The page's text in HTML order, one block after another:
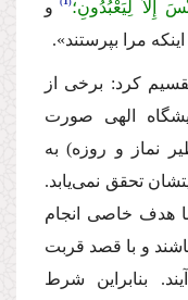
إِلاّ لِیَعْبُدُونِ؛
و
مرا بپرستند».
كرد: برخى از
الهى صورت
نماز و روزه) به
تحقق نمى‌یابد.
هدف خاصى انجام
و با قصد قربت
بنابراین شرط